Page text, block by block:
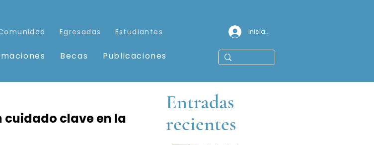
Egresadas Estudiantes
Becas Publicaciones
Iniciar sesión
cuidado clave en la
Entradas
recientes